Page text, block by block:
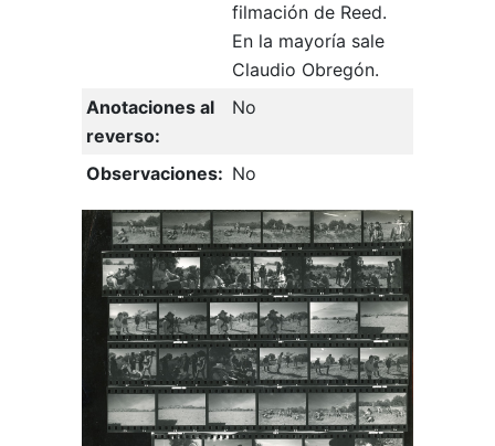
filmación de Reed.
En la mayoría sale
Claudio Obregón.
Anotaciones al
reverso:
No
Observaciones: No